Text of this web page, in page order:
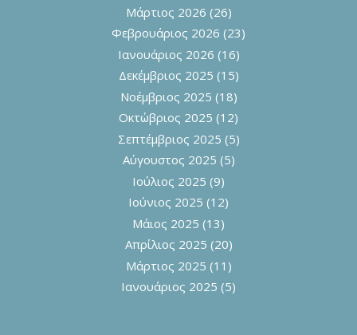
Μάρτιος 2026 (26)
Φεβρουάριος 2026 (23)
Ιανουάριος 2026 (16)
Δεκέμβριος 2025 (15)
Νοέμβριος 2025 (18)
Οκτώβριος 2025 (12)
Σεπτέμβριος 2025 (5)
Αύγουστος 2025 (5)
Ιούλιος 2025 (9)
Ιούνιος 2025 (12)
Μάιος 2025 (13)
Απρίλιος 2025 (20)
Μάρτιος 2025 (11)
Ιανουάριος 2025 (5)